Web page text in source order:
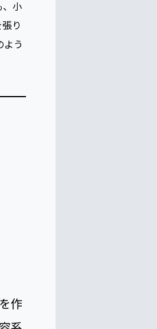
小
り
う